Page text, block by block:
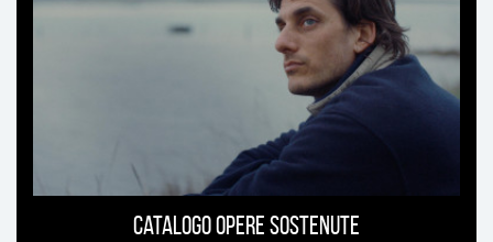
Catalogo opere sostenute